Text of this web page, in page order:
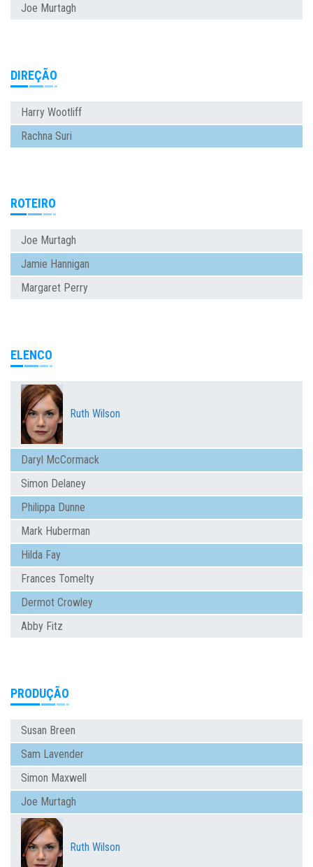
Joe Murtagh
DIREÇÃO
Harry Wootliff
Rachna Suri
ROTEIRO
Joe Murtagh
Jamie Hannigan
Margaret Perry
ELENCO
Ruth Wilson
Daryl McCormack
Simon Delaney
Philippa Dunne
Mark Huberman
Hilda Fay
Frances Tomelty
Dermot Crowley
Abby Fitz
PRODUÇÃO
Susan Breen
Sam Lavender
Simon Maxwell
Joe Murtagh
Ruth Wilson